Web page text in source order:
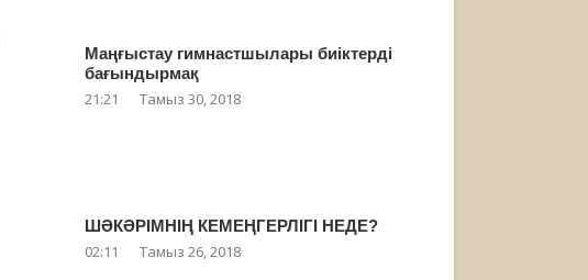
Маңғыстау гимнастшылары биіктерді
бағындырмақ
21:21 Тамыз 30, 2018
ШӘКӘРІМНІҢ КЕМЕҢГЕРЛІГІ НЕДЕ?
02:11 Тамыз 26, 2018